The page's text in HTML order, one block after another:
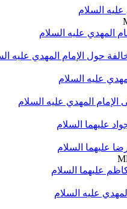
السلام
المهدي عليه السلام
حول الإمام المهدي عليه
عليه السلام
الإمام المهدي عليه السلام
عليهما السلام
عليهما السلام
عليهما السلام
عليه السلام